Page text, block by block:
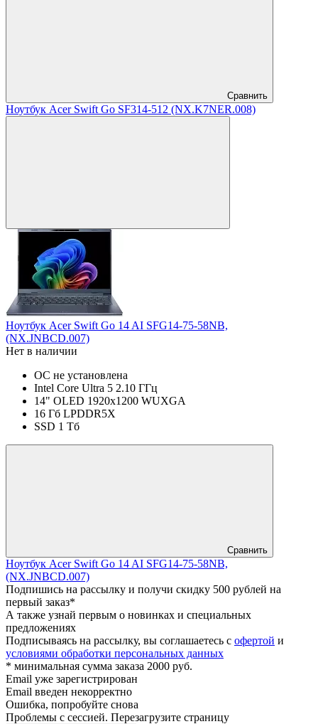
Сравнить
Ноутбук Acer Swift Go SF314-512 (NX.K7NER.008)
Ноутбук Acer Swift Go 14 AI SFG14-75-58NB,
(NX.JNBCD.007)
Нет в наличии
ОС не установлена
Intel Core Ultra 5 2.10 ГГц
14" OLED 1920x1200 WUXGA
16 Гб LPDDR5X
SSD 1 Тб
Сравнить
Ноутбук Acer Swift Go 14 AI SFG14-75-58NB,
(NX.JNBCD.007)
Подпишись на рассылку и получи скидку 500 рублей на
первый заказ*
А также узнай первым о новинках и специальных
предложениях
Подписываясь на рассылку, вы соглашаетесь с офертой и
условиями обработки персональных данных
* минимальная сумма заказа 2000 руб.
Email уже зарегистрирован
Email введен некорректно
Ошибка, попробуйте снова
Проблемы с сессией. Перезагрузите страницу